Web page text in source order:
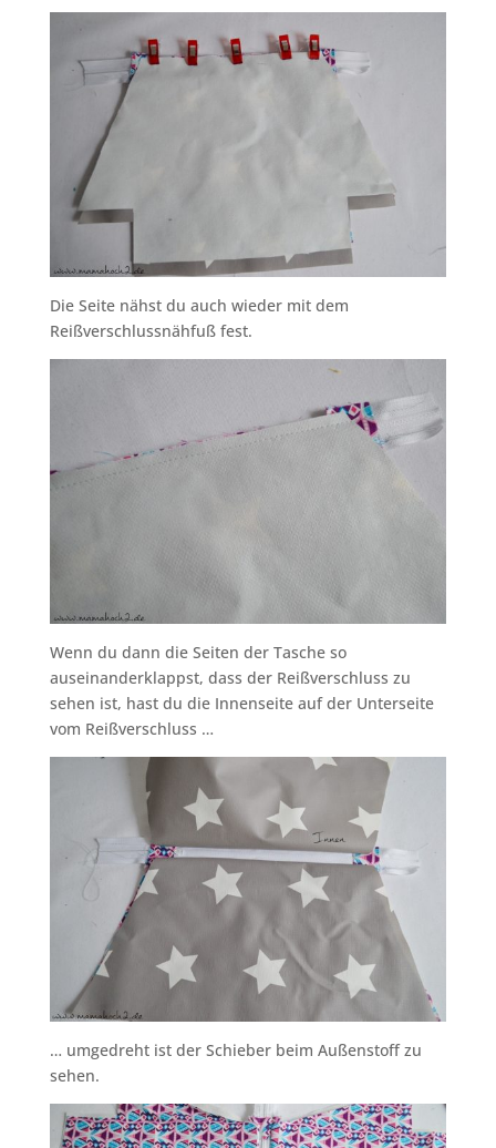
Die Seite nähst du auch wieder mit dem
Reißverschlussnähfuß fest.
Wenn du dann die Seiten der Tasche so
auseinanderklappst, dass der Reißverschluss zu
sehen ist, hast du die Innenseite auf der Unterseite
vom Reißverschluss …
… umgedreht ist der Schieber beim Außenstoff zu
sehen.